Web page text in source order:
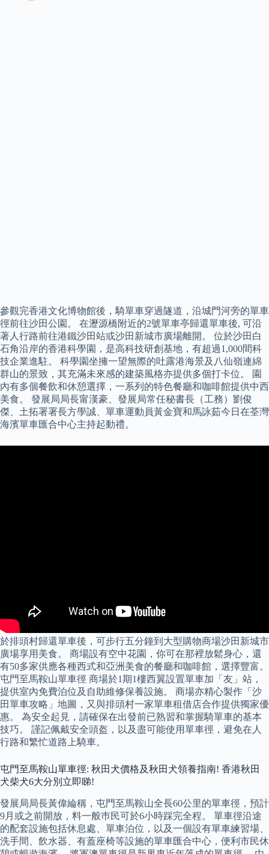
參觀完香港文化博物館後，騎單車穿過隧道，沿城門河旁的單車
徑前往沙田公園。 在瀝源橋附近的2號單車亭歸還單車後, 可沿
著人行路前往港鐵沙田站或沙田新城市廣場離開。 位於沙田白
石角沿岸的香港科學園，是高科技研創基地，有超過1,000間科
技企業進駐。 科學園坐擁一望無際的吐露港海景及八仙嶺連綿
群山的景致，其充滿未來感的建築風格亦提供多個打卡位。 園
內有多個餐飲和休憩選擇，一系列的特色餐廳和咖啡館提供中西
美食。 發展局局長甯漢豪、發展局常任秘書長（工務）劉俊
傑、土拓署署長方學誠、單車運動員黃金寶和馬詠茹今日在荃灣
海濱單車匯合中心主持起動禮。
於排頭村歸還單車後，可步行五分鐘到大型購物商場沙田新城市
廣場享用美食。 商場設有空中花園，你可在那裡放鬆身心，還
有50多家供應各種西式和亞洲美食的餐廳和咖啡館，選擇豐富。
屯門至馬鞍山單車徑 商場於1期1樓西翼設置單車加「友」站，
提供室內免費泊位及自助維修保養設施。 商場亦精心製作「沙
田單車攻略」地圖，又與排頭村一家單車租借店合作提供獨家優
惠。 為安全起見，請確保在出發前已熟習和掌握騎單車的基本
技巧。 謹記佩戴安全頭盔，以及盡可能使用單車徑，避免在人
行路和繁忙道路上騎車。
屯門至馬鞍山單車徑: 秋田犬價格及秋田犬領養指南! 香港秋田
犬柴犬6大分別立即睇!
發展局局長黃偉綸稱，屯門至馬鞍山全長60公里的單車徑，預計
9月或之前開放，料一般巿民可於6小時踩完全程。 單車徑沿途
的配套設施包括休息處、單車泊位，以及一個設有單車練習場、
洗手間、飲水器、有蓋座椅等設施的單車匯合中心，便利市民休